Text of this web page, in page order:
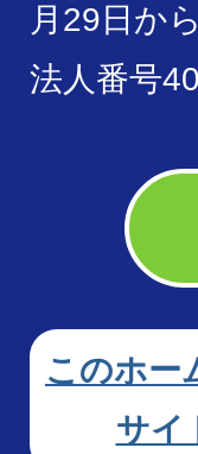
月29日か
法人番号
このホー
サイ